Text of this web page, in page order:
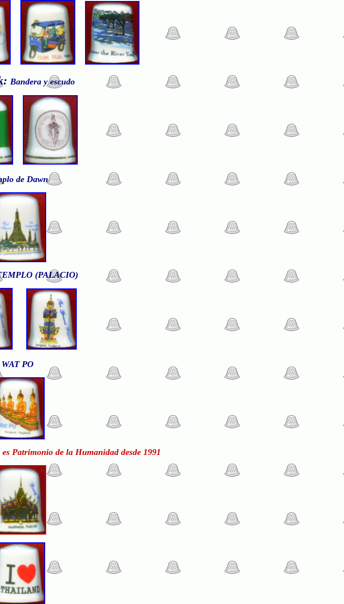
Bandera y escudo
de Dawn
(PALACIO)
WAT PO
es Patrimonio de la Humanidad desde 1991